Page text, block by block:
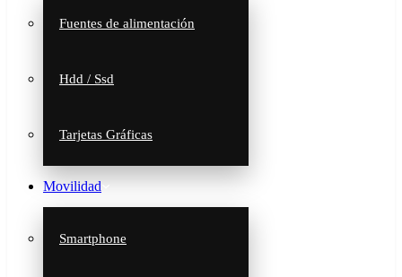
Fuentes de alimentación
Hdd / Ssd
Tarjetas Gráficas
Movilidad
Smartphone